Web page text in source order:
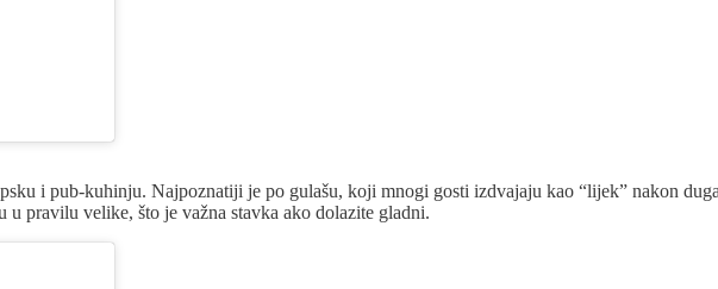
i pub-kuhinju. Najpoznatiji je po gulašu, koji mnogi gosti izdvajaju kao “lijek” nakon
pravilu velike, što je važna stavka ako dolazite gladni.